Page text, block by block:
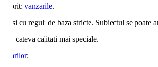
vanzarile.
si cu reguli de baza stricte. Subiectul se
cateva calitati mai speciale.
vanzarilor: